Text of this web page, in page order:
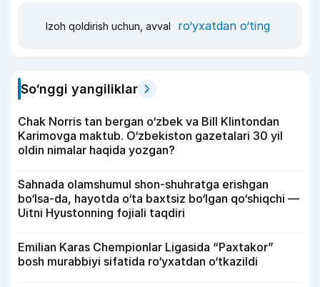
Izoh qoldirish uchun, avval ro‘yxatdan o‘ting
So‘nggi yangiliklar
Chak Norris tan bergan o‘zbek va Bill Klintondan
Karimovga maktub. O‘zbekiston gazetalari 30 yil
oldin nimalar haqida yozgan?
Sahnada olamshumul shon-shuhratga erishgan
bo‘lsa-da, hayotda o‘ta baxtsiz bo‘lgan qo‘shiqchi —
Uitni Hyustonning fojiali taqdiri
Emilian Karas Chempionlar Ligasida “Paxtakor”
bosh murabbiyi sifatida ro‘yxatdan o‘tkazildi